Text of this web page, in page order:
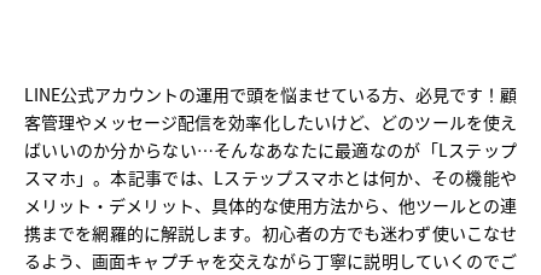
LINE公式アカウントの運用で頭を悩ませている方、必見です！顧
客管理やメッセージ配信を効率化したいけど、どのツールを使え
ばいいのか分からない…そんなあなたに最適なのが「Lステップ
スマホ」。本記事では、Lステップスマホとは何か、その機能や
メリット・デメリット、具体的な使用方法から、他ツールとの連
携までを網羅的に解説します。初心者の方でも迷わず使いこなせ
るよう、画面キャプチャを交えながら丁寧に説明していくのでご